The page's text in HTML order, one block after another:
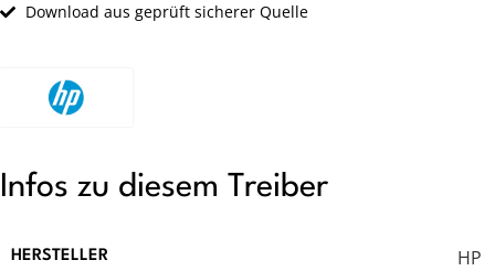
Download aus geprüft sicherer Quelle
Infos zu diesem Treiber
HERSTELLER HP